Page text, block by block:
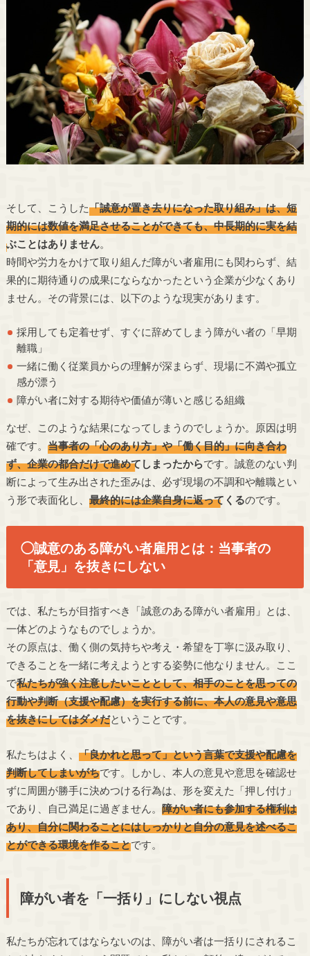
そして、こうした「誠意が置き去りになった取り組み」は、短
期的には数値を満足させることができても、中長期的に実を結
ぶことはありません。
時間や労力をかけて取り組んだ障がい者雇用にも関わらず、結
果的に期待通りの成果にならなかったという企業が少なくあり
ません。その背景には、以下のような現実があります。
採用しても定着せず、すぐに辞めてしまう障がい者の「早期
離職」
一緒に働く従業員からの理解が深まらず、現場に不満や孤立
感が漂う
障がい者に対する期待や価値が薄いと感じる組織
なぜ、このような結果になってしまうのでしょうか。原因は明
確です。 当事者の「心のあり方」や「働く目的」に向き合わ
ず、企業の都合だけで進めてしまったからです。誠意のない判
断によって生み出された歪みは、必ず現場の不調和や離職とい
う形で表面化し、 最終的には企業自身に返ってくるのです。
◯誠意のある障がい者雇用とは：当事者の
「意見」を抜きにしない
では、私たちが目指すべき「誠意のある障がい者雇用」とは、
一体どのようなものでしょうか。
その原点は、働く側の気持ちや考え・希望を丁寧に汲み取り、
できることを一緒に考えようとする姿勢に他なりません。ここ
で私たちが強く注意したいこととして、相手のことを思っての
行動や判断（支援や配慮）を実行する前に、本人の意見や意思
を抜きにしてはダメだということです。
私たちはよく、 「良かれと思って」という言葉で支援や配慮を
判断してしまいがちです。しかし、本人の意見や意思を確認せ
ずに周囲が勝手に決めつける行為は、形を変えた「押し付け」
であり、自己満足に過ぎません。 障がい者にも参加する権利は
あり、自分に関わることにはしっかりと自分の意見を述べるこ
とができる環境を作ることです。
障がい者を「一括り」にしない視点
私たちが忘れてはならないのは、障がい者は一括りにされるこ